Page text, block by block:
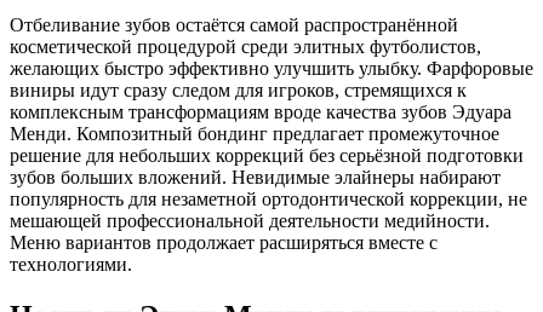
Отбеливание зубов остаётся самой распространённой
косметической процедурой среди элитных футболистов,
желающих быстро эффективно улучшить улыбку. Фарфоровые
виниры идут сразу следом для игроков, стремящихся к
комплексным трансформациям вроде качества зубов Эдуара
Менди. Композитный бондинг предлагает промежуточное
решение для небольших коррекций без серьёзной подготовки
зубов больших вложений. Невидимые элайнеры набирают
популярность для незаметной ортодонтической коррекции, не
мешающей профессиональной деятельности медийности.
Меню вариантов продолжает расширяться вместе с
технологиями.